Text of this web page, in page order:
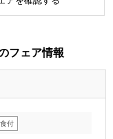
フェア情報
付